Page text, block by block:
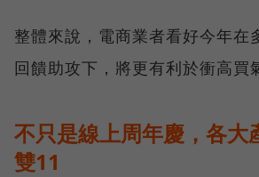
整體來說，電商業者看好今年在
回饋助攻下，將更有利於衝高買
不只是線上周年慶，各大
雙11